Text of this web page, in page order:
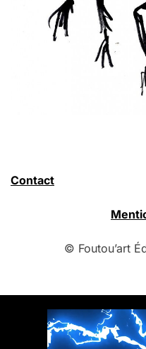
Contact
© Foutou’art